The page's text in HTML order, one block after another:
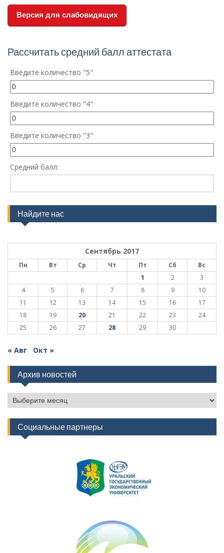
Версия для слабовидящих
Рассчитать средний балл аттестата
Введите количество "5"
Введите количество "4"
Введите количество "3"
Средний балл:
Найдите нас
Сентябрь 2017
Пн Вт Ср Чт Пт Сб
Вс
1
2
3
4
5 6 7 8 9
10
11
12 13 14 15 16
17
18
19 20 21 22 23
24
25
26 27 28 29 30
« Авг Окт »
Архив новостей
Архив
новостей
Социальные партнеры